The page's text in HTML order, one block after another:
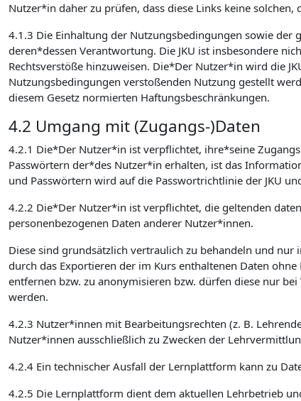
Nutzer*in daher zu prüfen, dass diese Links keine
4.1.3 Die Einhaltung der Nutzungsbedingungen sowie
deren*dessen Verantwortung. Die JKU ist insbesondere
Rechtsverstöße hinzuweisen. Die*Der Nutzer*in wird die
Nutzungsbedingungen verstoßenden Nutzung gestellt
diesem Gesetz normierten Haftungsbeschränkungen.
4.2 Umgang mit (Zugangs-)Daten
4.2.1 Die*Der Nutzer*in ist verpflichtet, ihre*seine
Passwörtern der*des Nutzer*in erhalten, ist das
und Passwörtern wird auf die Passwortrichtlinie der JKU
4.2.2 Die*Der Nutzer*in ist verpflichtet, die geltenden
personenbezogenen Daten anderer Nutzer*innen.
Diese sind grundsätzlich vertraulich zu behandeln und nur
durch das Exportieren der im Kurs enthaltenen Daten
entfernen bzw. zu anonymisieren bzw. dürfen diese nur
werden.
4.2.3 Nutzer*innen mit Bearbeitungsrechten (z. B.
Nutzer*innen ausschließlich zu Zwecken der
4.2.4 Ein technischer Ausfall der Lernplattform kann zu
4.2.5 Die Lernplattform dient dem aktuellen Lehrbetrieb